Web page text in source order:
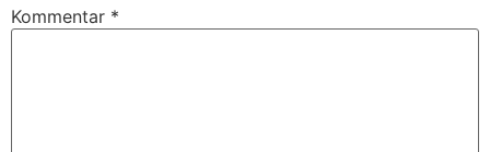
Kommentar *